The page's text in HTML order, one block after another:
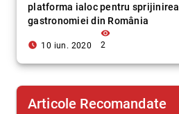
platforma ialoc pentru sprijinirea
gastronomiei din România
access_time_filled 10 iun. 2020
visibility
2
Articole Recomandate